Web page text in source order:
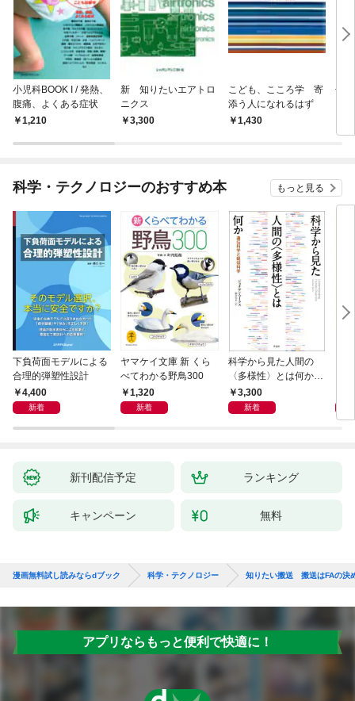
小児科BOOK I / 発熱、
腹痛、よくある症状
1,210
新 知りたいエアトロ
ニクス
3,300
こども、こころ学 寄
添う人になれるはず
1,430
子
力
科学・テクノロジーのおすすめ本 もっと見る
下負荷面モデルによる
合理的弾塑性設計
4,400
新着
ヤマケイ文庫 新 くら
べてわかる野鳥300
1,320
新着
科学から見た人間の
〈多様性〉とは何か―
―遺伝科学と疑似科学
3,300
新着
新刊配信予定 ランキング
キャンペーン 無料
漫画無料試し読みならdブック 科学・テクノロジー 知りたい搬送 搬送はFAの決
アプリならもっと便利で快適に！